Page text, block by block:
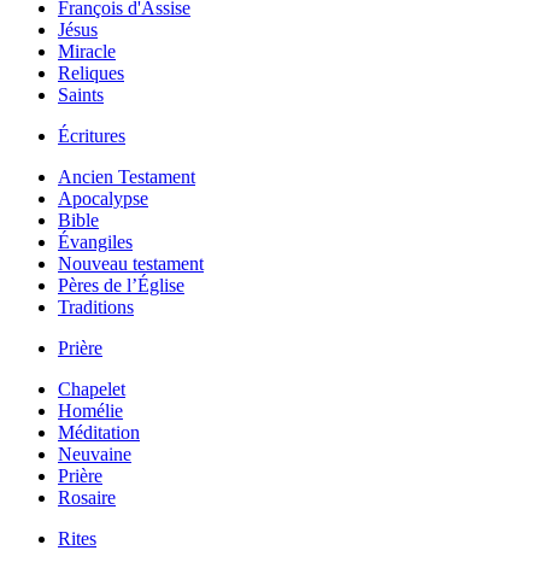
François d'Assise
Jésus
Miracle
Reliques
Saints
Écritures
Ancien Testament
Apocalypse
Bible
Évangiles
Nouveau testament
Pères de l’Église
Traditions
Prière
Chapelet
Homélie
Méditation
Neuvaine
Prière
Rosaire
Rites